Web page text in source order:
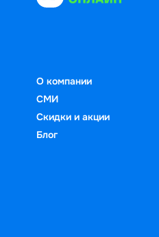
О компании
СМИ
Скидки и акции
Блог